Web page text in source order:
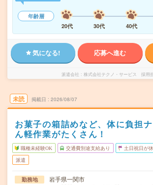
年齢層
20代
30代 40代
気になる! 応募へ進む
派遣会社 株式会社テクノ・サービス 採用
未読 掲載日 2026/08/07
お菓子の箱詰めなど、体に負担
ん軽作業がたくさん！
職種未経験OK 交通費別途支給あり 土日祝日が
派遣
勤務地
岩手県一関市